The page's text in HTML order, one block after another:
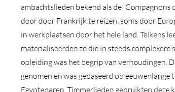
ambachtslieden bekend als de 'Compagnons
door door Frankrijk te reizen, soms door
in werkplaatsen door het hele land. Telkens
materialiseerden ze die in steeds complexere
opleiding was het begrip van verhoudingen.
genomen en was gebaseerd op
Egyptenaren. Timmerlieden gebruikten deze